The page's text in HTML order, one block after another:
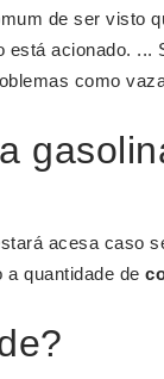
de ser visto
acionado. ...
como
acesa caso
quantidade de